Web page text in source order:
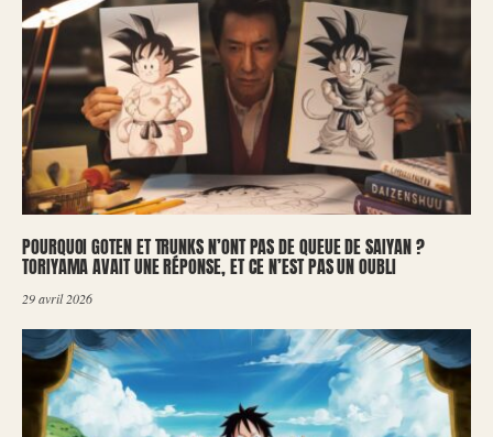
POURQUOI GOTEN ET TRUNKS N’ONT PAS DE QUEUE DE SAIYAN ?
TORIYAMA AVAIT UNE RÉPONSE, ET CE N’EST PAS UN OUBLI
29 avril 2026